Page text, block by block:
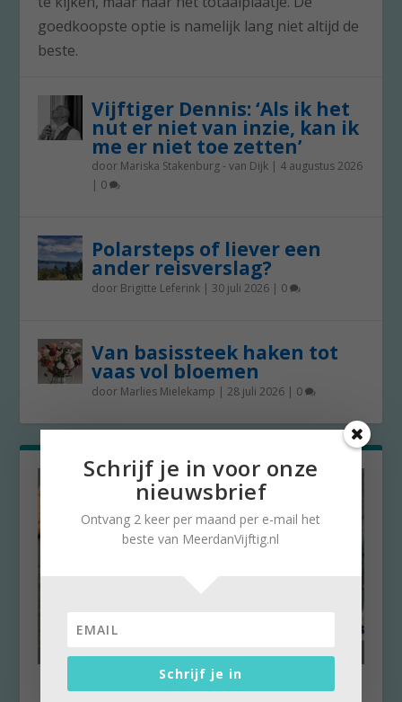
goedkoopste optie is namelijk lang niet altijd de
beste.
Vijftiger Dennis: ‘Als ik het
nut er niet van inzie, kan ik
me er niet toe zetten’
door Mariska Stakenburg - van Dijk | 4 augustus 2026
| 0
Polarsteps of liever een
ander reisverslag?
door Brigitte Leferink | 30 juli 2026 | 0
Van basissteek haken tot
vaas vol bloemen
door Marlies Mielekamp |28 juli 2026 | 0
Ondernemersdochters pik je
Schrijf je in voor onze
nieuwsbrief
Ontvang 2 keer per maand per e-mail het
beste van MeerdanVijftig.nl
Schrijf je in